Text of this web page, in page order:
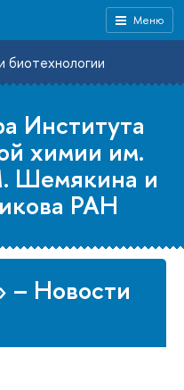
Меню
биотехнологии
Института
химии им.
Шемякина и
РАН
– Новости